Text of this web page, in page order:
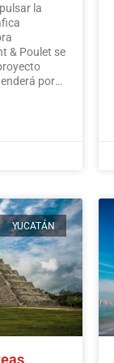
la
& Poulet se
por
YUCATÁN